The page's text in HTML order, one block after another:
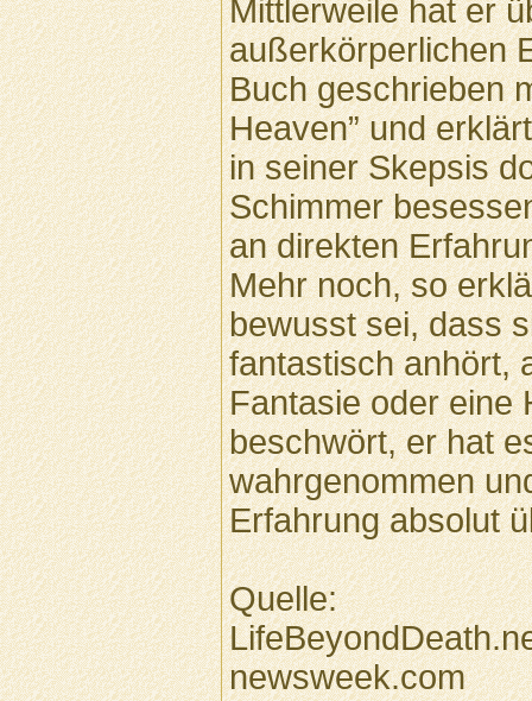
Mittlerweile hat er
außerkörperlichen
Buch geschrieben
Heaven” und
in seiner Skepsis
Schimmer
an direkten
Mehr noch, so
bewusst sei, dass
fantastisch anhört,
Fantasie oder eine
beschwört, er hat
wahrgenommen
Erfahrung absolut
Quelle:
newsweek.com